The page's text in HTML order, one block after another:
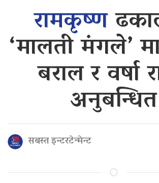
रामकृष्ण
‘मालती मंगले’
बराल र वर्षा
अनुबन्धित
सबस्त इन्टरटेन्मेन्ट